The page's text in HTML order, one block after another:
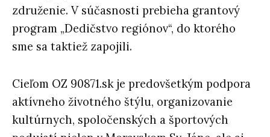
združenie. V súčasnosti prebieha grantový
program „Dedičstvo regiónov“, do ktorého
sme sa taktiež zapojili.
Cieľom OZ 90871.sk je predovšetkým podpora
aktívneho životného štýlu, organizovanie
kultúrnych, spoločenských a športových